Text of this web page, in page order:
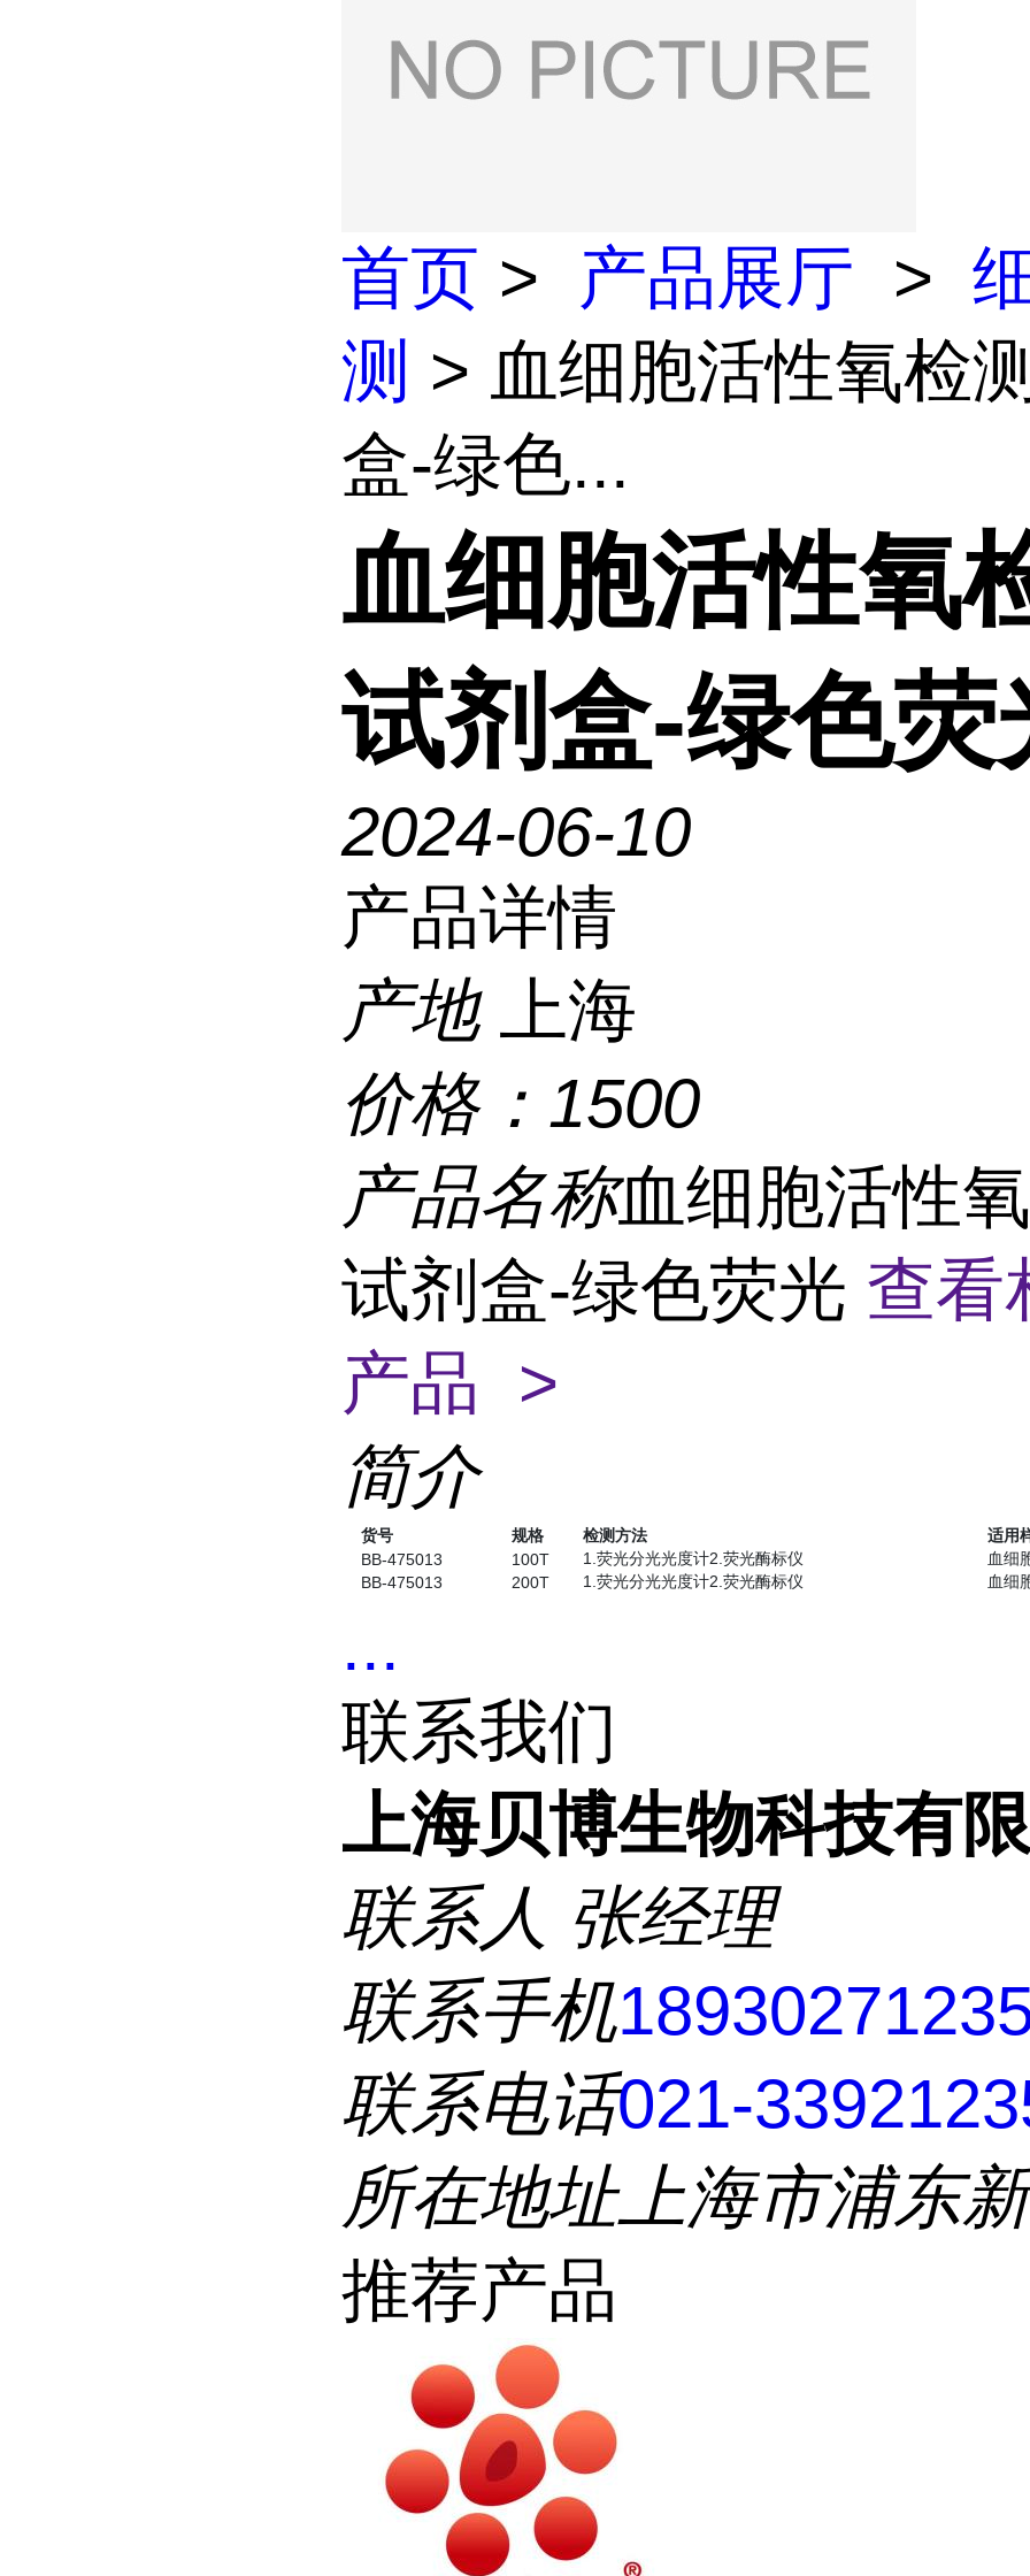
首页 > 产品展厅 >
测 > 血细胞活性氧检
盒-绿色...
血细胞活性氧
试剂盒-绿色荧
2024-06-10
产品详情
产地 上海
价格： 1500
产品名称血细胞活性
试剂盒-绿色荧光 查看
产品 >
简介
货号 规格 检测方法
适用
BB-475013
100T 1.荧光分光光度计2.荧光酶标仪
血细
BB-475013
200T 1.荧光分光光度计2.荧光酶标仪 血细
...
联系我们
上海贝博生物科技有
联系人 张经理
联系手机
联系电话021-
所在地址上海市浦东
推荐产品